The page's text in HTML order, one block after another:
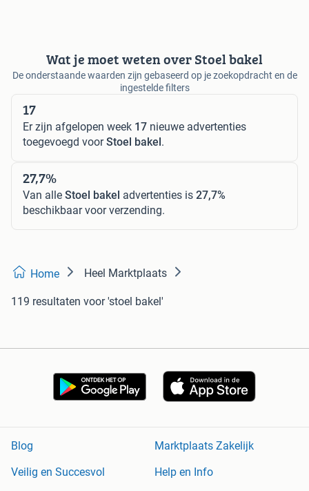
Wat je moet weten over Stoel bakel
De onderstaande waarden zijn gebaseerd op je zoekopdracht en de
ingestelde filters
17
Er zijn afgelopen week 17 nieuwe advertenties
toegevoegd voorStoel bakel.
27,7%
Van alle Stoel bakel advertenties is 27,7%
beschikbaar voor verzending.
Home Heel Marktplaats
119 resultaten voor 'stoel bakel'
Blog
Marktplaats Zakelijk
Veilig en Succesvol
Help en Info